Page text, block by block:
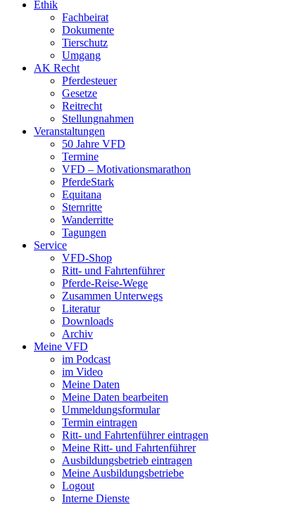
Ethik
Fachbeirat
Dokumente
Tierschutz
Umgang
AK Recht
Pferdesteuer
Gesetze
Reitrecht
Stellungnahmen
Veranstaltungen
50 Jahre VFD
Termine
VFD – Motivationsmarathon
PferdeStark
Equitana
Sternritte
Wanderritte
Tagungen
Service
VFD-Shop
Ritt- und Fahrtenführer
Pferde-Reise-Wege
Zusammen Unterwegs
Literatur
Downloads
Archiv
Meine VFD
im Podcast
im Video
Meine Daten
Meine Daten bearbeiten
Ummeldungsformular
Termin eintragen
Ritt- und Fahrtenführer eintragen
Meine Ritt- und Fahrtenführer
Ausbildungsbetrieb eintragen
Meine Ausbildungsbetriebe
Logout
Interne Dienste